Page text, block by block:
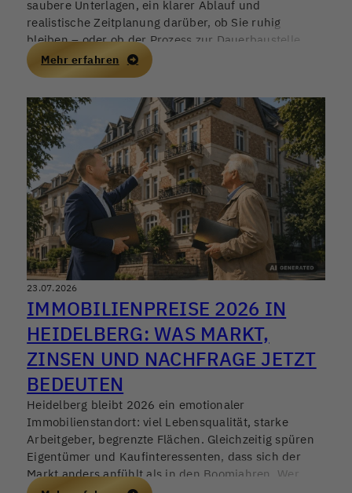
saubere Unterlagen, ein klarer Ablauf und
realistische Zeitplanung darüber, ob Sie ruhig
bleiben – oder ob der Prozess zur Dauerbaustelle
wird. Wer früh strukturiert, schützt nicht nur den
Preis, sondern auch die eigene Nervenlage.
Mehr erfahren
23.07.2026
IMMOBILIENPREISE 2026 IN
HEIDELBERG: WAS MARKT,
ZINSEN UND NACHFRAGE JETZT
BEDEUTEN
Heidelberg bleibt 2026 ein emotionaler
Immobilienstandort: viel Lebensqualität, starke
Arbeitgeber, begrenzte Flächen. Gleichzeitig spüren
Eigentümer und Kaufinteressenten, dass sich der
Markt anders anfühlt als in den Boomjahren. Wer